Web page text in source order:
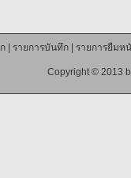
| รายการบันทึก| รายการยืมห
Copyright © 2013